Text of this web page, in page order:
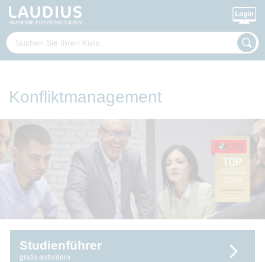
Konfliktmanagement
Studienführer
gratis anfordern